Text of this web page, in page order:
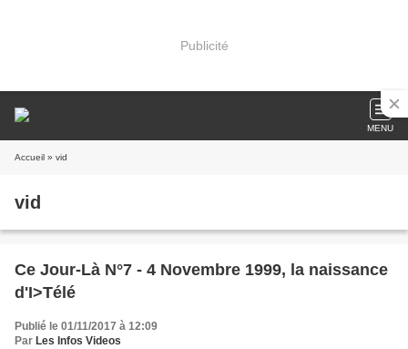
Publicité
MENU
Accueil » vid
vid
Ce Jour-Là N°7 - 4 Novembre 1999, la naissance
d'I>Télé
Publié le 01/11/2017 à 12:09
Par Les Infos Videos